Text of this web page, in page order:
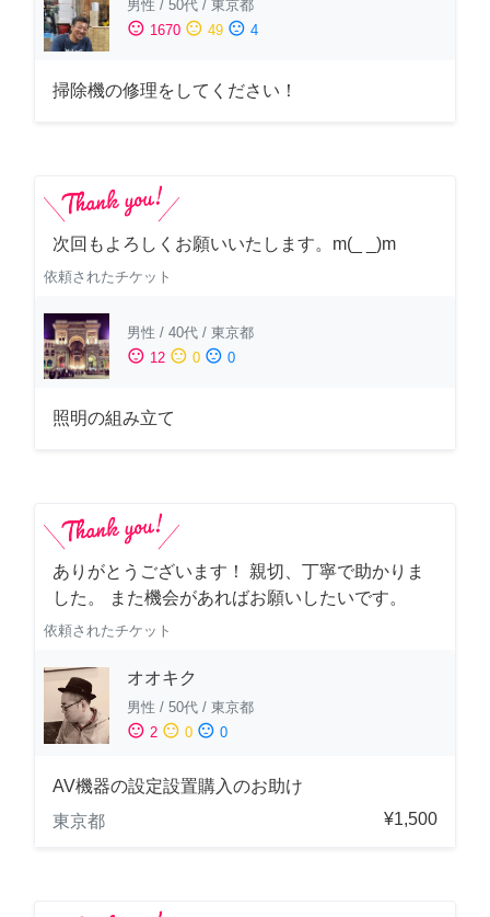
男性 / 50代 / 東京都
sentiment_satisfied 1670 sentiment_neutral 49 sentiment_dissatisfied 4
掃除機の修理をしてください！
次回もよろしくお願いいたします。m(_ _)m
依頼されたチケット
男性 / 40代 / 東京都
sentiment_satisfied 12 sentiment_neutral 0 sentiment_dissatisfied 0
照明の組み立て
ありがとうございます！ 親切、丁寧で助かりま
した。 また機会があればお願いしたいです。
依頼されたチケット
オオキク
男性 / 50代 / 東京都
sentiment_satisfied 2 sentiment_neutral 0 sentiment_dissatisfied 0
AV機器の設定設置購入のお助け
東京都
¥1,500